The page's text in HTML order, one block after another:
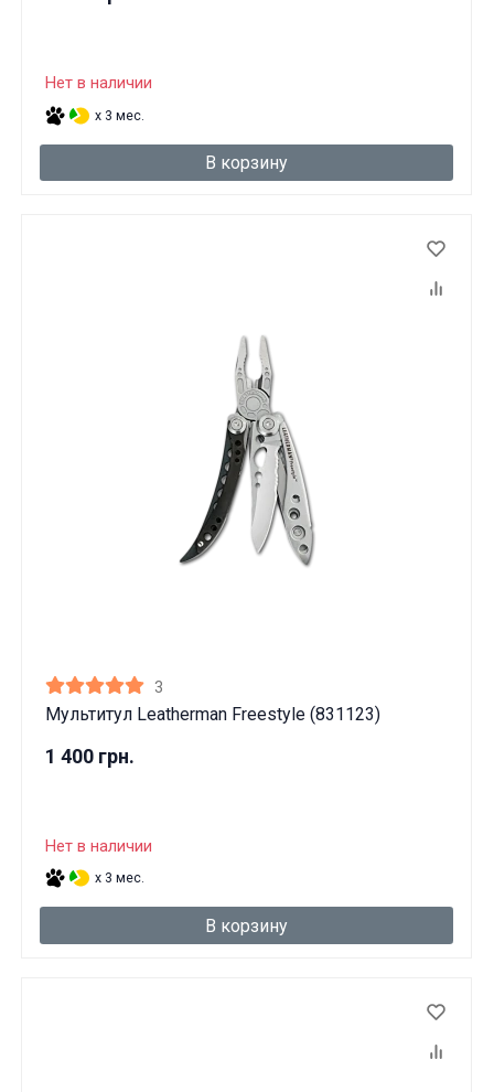
Нет в наличии
x 3 мес.
В корзину
3
Мультитул Leatherman Freestyle (831123)
1 400 грн.
Нет в наличии
x 3 мес.
В корзину